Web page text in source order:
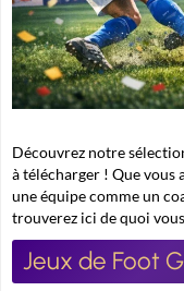
Découvrez notre
à télécharger ! Que vous
une équipe comme un
trouverez ici de quoi
Jeux de Foot